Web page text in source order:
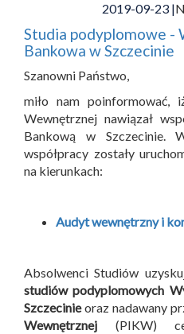
2019-09-23 |
Studia podyplomowe -
Bankowa w Szczecinie
Szanowni Państwo,
miło nam
Wewnętrznej nawiązał
Bankową w Szczecinie.
współpracy zostały
na kierunkach:
Audyt wewnętrzny i
Absolwenci Studiów
studiów podyplomowych
Szczecinieoraz nadawany
Wewnętrznej (PIKW)